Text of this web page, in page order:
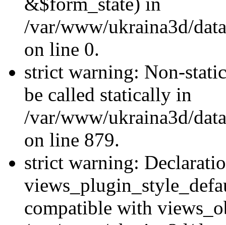
/var/www/ukraina3d/
on line 0.
strict warning: Non-
be called statically in
/var/www/ukraina3d/
on line 879.
strict warning:
compatible with